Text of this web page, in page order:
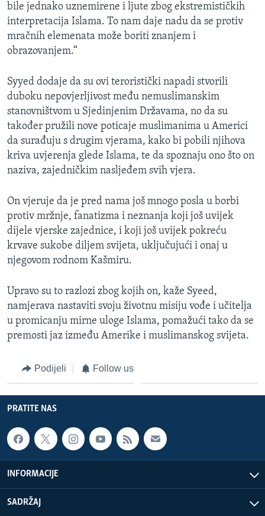
bile jednako uznemirene i ljute zbog ekstremističkih
interpretacija Islama. To nam daje nadu da se protiv
mračnih elemenata može boriti znanjem i
obrazovanjem.“
Syyed dodaje da su ovi teroristički napadi stvorili
duboku nepovjerljivost među nemuslimanskim
stanovništvom u Sjedinjenim Državama, no da su
također pružili nove poticaje muslimanima u Americi
da surađuju s drugim vjerama, kako bi pobili njihova
kriva uvjerenja glede Islama, te da spoznaju ono što on
naziva, zajedničkim nasljeđem svih vjera.
On vjeruje da je pred nama još mnogo posla u borbi
protiv mržnje, fanatizma i neznanja koji još uvijek
dijele vjerske zajednice, i koji još uvijek pokreću
krvave sukobe diljem svijeta, uključujući i onaj u
njegovom rodnom Kašmiru.
Upravo su to razlozi zbog kojih on, kaže Syeed,
namjerava nastaviti svoju životnu misiju vođe i učitelja
u promicanju mirne uloge Islama, pomažući tako da se
premosti jaz između Amerike i muslimanskog svijeta.
Podijeli Follow us
PRATITE NAS
INFORMACIJE
SADRŽAJ